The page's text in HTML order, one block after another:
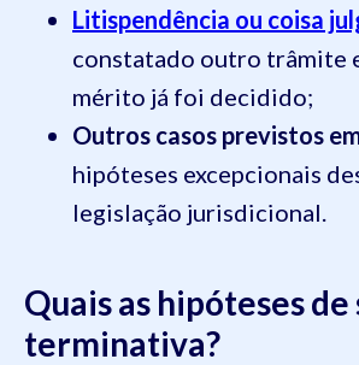
Litispendência ou coisa
constatado outro trâmite
mérito já foi decidido;
Outros casos previstos
hipóteses excepcionais
legislação jurisdicional.
Quais as hipóteses
terminativa?